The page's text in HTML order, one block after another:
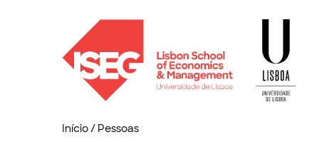
Início/ Pessoas